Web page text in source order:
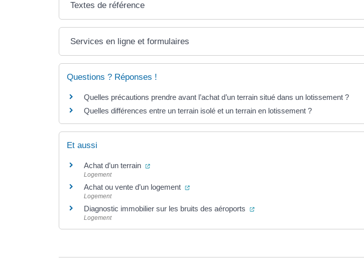
Textes de référence
Services en ligne et formulaires
Questions ? Réponses !
Quelles précautions prendre avant l’achat d’un terrain situé dans un lotissement ?
Quelles différences entre un terrain isolé et un terrain en lotissement ?
Et aussi
Achat d’un terrain (ouverture dans un nouvel onglet)
Logement
Achat ou vente d’un logement (ouverture dans un nouvel onglet)
Logement
Diagnostic immobilier sur les bruits des aéroports (ouverture dans un nouvel onglet)
Logement